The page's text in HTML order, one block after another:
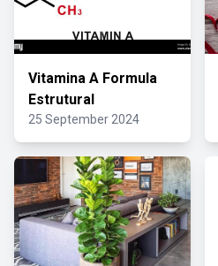
Vitamina A Formula
Estrutural
25 September 2024